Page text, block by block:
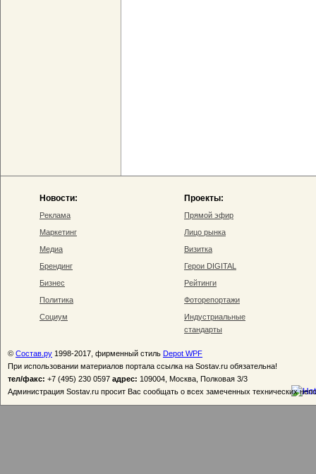
Новости:
Реклама
Маркетинг
Медиа
Брендинг
Бизнес
Политика
Социум
Проекты:
Прямой эфир
Лицо рынка
Визитка
Герои DIGITAL
Рейтинги
Фоторепортажи
Индустриальные
стандарты
© Состав.ру 1998-2017, фирменный стиль Depot WPF
При использовании материалов портала ссылка на Sostav.ru обязательна!
тел/факс: +7 (495) 230 0597 адрес: 109004, Москва, Полковая 3/3
Администрация Sostav.ru просит Вас сообщать о всех замеченных технических